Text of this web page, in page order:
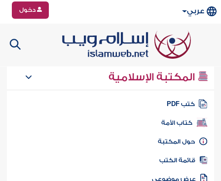
عربي دخول
المكتبة الإسلامية
كتب PDF
كتاب الأمة
المكتبة